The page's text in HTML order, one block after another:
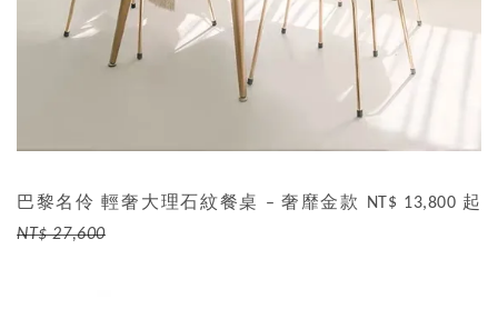
巴黎名伶 輕奢大理石紋餐桌 – 奢靡金款 NT$ 13,800 起
NT$ 27,600